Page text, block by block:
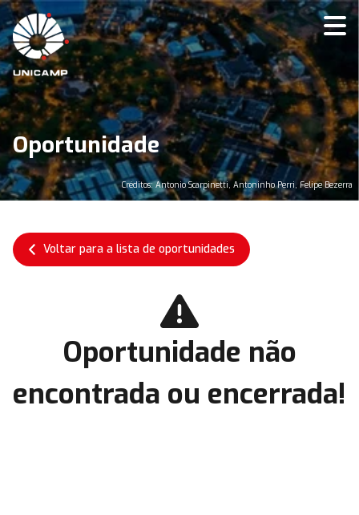
Oportunidade
Créditos: Antonio Scarpinetti, Antoninho Perri, Felipe Bezerra
Voltar para a lista de oportunidades
Oportunidade não
encontrada ou encerrada!